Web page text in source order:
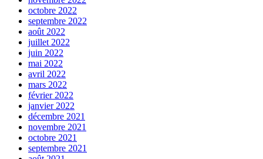
octobre 2022
septembre 2022
août 2022
juillet 2022
juin 2022
mai 2022
avril 2022
mars 2022
février 2022
janvier 2022
décembre 2021
novembre 2021
octobre 2021
septembre 2021